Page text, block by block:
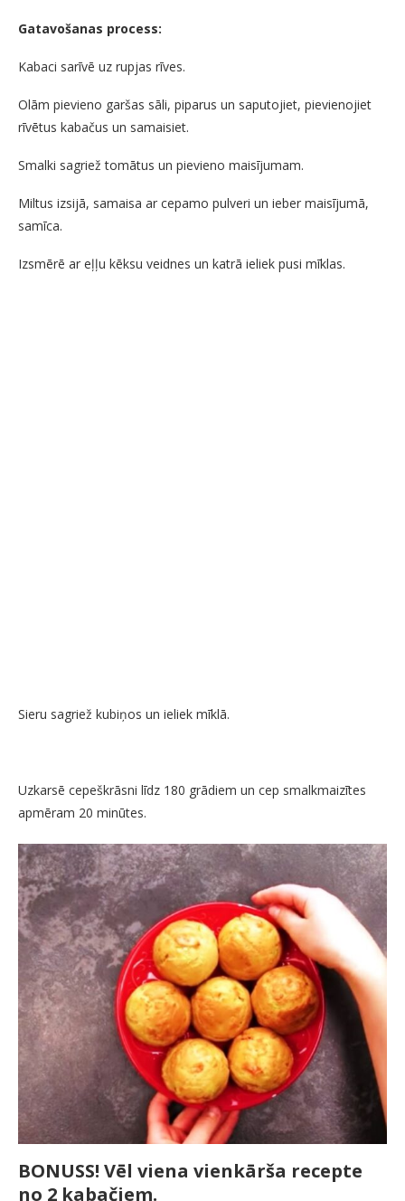
Gatavošanas process:
Kabaci sarīvē uz rupjas rīves.
Olām pievieno garšas sāli, piparus un saputojiet, pievienojiet
rīvētus kabačus un samaisiet.
Smalki sagriež tomātus un pievieno maisījumam.
Miltus izsijā, samaisa ar cepamo pulveri un ieber maisījumā,
samīca.
Izsmērē ar eļļu kēksu veidnes un katrā ieliek pusi mīklas.
Sieru sagriež kubiņos un ieliek mīklā.
Uzkarsē cepeškrāsni līdz 180 grādiem un cep smalkmaizītes
apmēram 20 minūtes.
BONUSS! Vēl viena vienkārša recepte
no 2 kabačiem.